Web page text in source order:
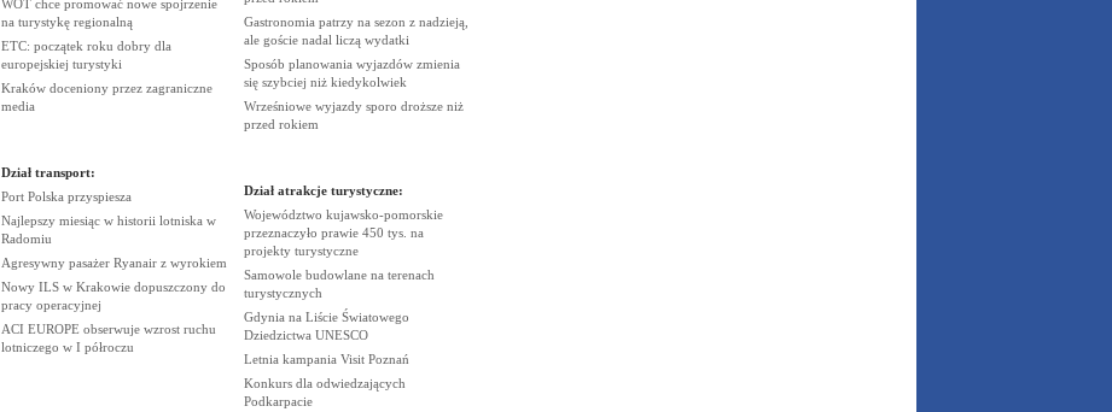
WOT chce promować nowe spojrzenie
na turystykę regionalną
ETC: początek roku dobry dla
europejskiej turystyki
Kraków doceniony przez zagraniczne
media
Dział transport:
Port Polska przyspiesza
Najlepszy miesiąc w historii lotniska w
Radomiu
Agresywny pasażer Ryanair z wyrokiem
Nowy ILS w Krakowie dopuszczony do
pracy operacyjnej
ACI EUROPE obserwuje wzrost ruchu
lotniczego w I półroczu
Gastronomia patrzy na sezon z nadzieją,
ale goście nadal liczą wydatki
Sposób planowania wyjazdów zmienia
się szybciej niż kiedykolwiek
Wrześniowe wyjazdy sporo droższe niż
przed rokiem
Dział atrakcje turystyczne:
Województwo kujawsko-pomorskie
przeznaczyło prawie 450 tys. na
projekty turystyczne
Samowole budowlane na terenach
turystycznych
Gdynia na Liście Światowego
Dziedzictwa UNESCO
Letnia kampania Visit Poznań
Konkurs dla odwiedzających
Podkarpacie